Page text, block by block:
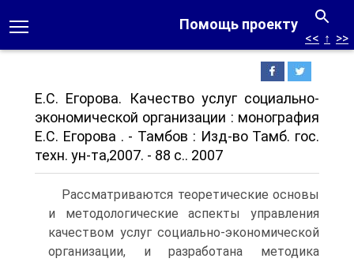
Помощь проекту
<< ↑ >>
Е.С. Егорова. Качество услуг социально-
экономической организации : монография
Е.С. Егорова . - Тамбов : Изд-во Тамб. гос.
техн. ун-та,2007. - 88 с.. 2007
Рассматриваются теоретические основы
и методологические аспекты управления
качеством услуг социально-экономической
организации, и разработана методика